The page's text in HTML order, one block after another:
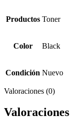
Productos Toner
Color Black
Condición Nuevo
Valoraciones (0)
Valoraciones